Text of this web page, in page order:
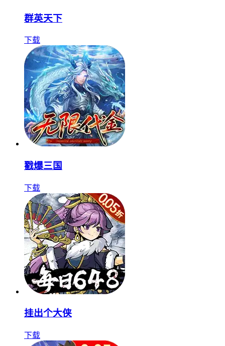
群英天下
下载
戳爆三国
下载
挂出个大侠
下载